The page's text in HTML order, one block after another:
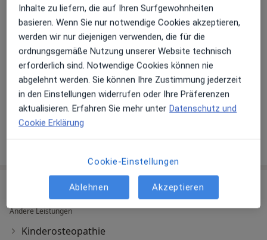
Hauptsächlich behandelte Krankheiten
ISG Syndrom
Schwangerschaftsbeschwerden
Kopfschmerzen
Verspannungen Koliken +17
Patienten, die ich behandle
Erwachsene
Kinder
Leistungen & Kosten
Andere Leistungen
Kinderosteopathie
Inhalte zu liefern, die auf Ihren Surfgewohnheiten
basieren. Wenn Sie nur notwendige Cookies akzeptieren,
werden wir nur diejenigen verwenden, die für die
ordnungsgemäße Nutzung unserer Website technisch
erforderlich sind. Notwendige Cookies können nie
abgelehnt werden. Sie können Ihre Zustimmung jederzeit
in den Einstellungen widerrufen oder Ihre Präferenzen
aktualisieren. Erfahren Sie mehr unter Datenschutz und
Cookie Erklärung
Cookie-Einstellungen
Ablehnen Akzeptieren